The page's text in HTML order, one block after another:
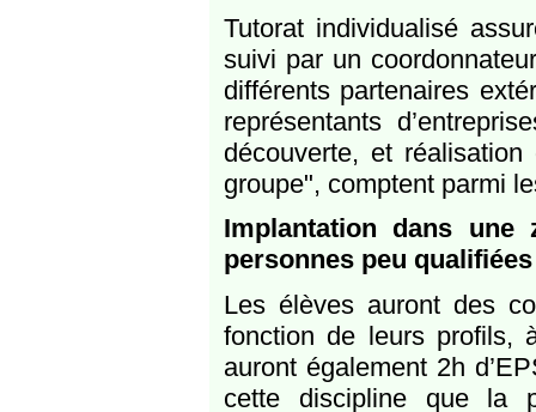
Tutorat individualisé
suivi par un
différents partenaires
représentants
découverte, et
groupe", comptent parmi
Implantation dans
personnes peu qualifiées
Les élèves auront des
fonction de leurs profils,
auront également 2h
cette discipline que la